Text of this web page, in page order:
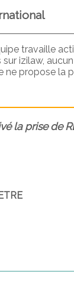
travaille
izilaw,
propose la
la prise de